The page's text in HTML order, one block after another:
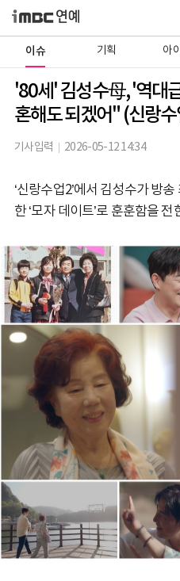
이슈 기획 아
'80세' 김성수母, '역대
혼해도 되겠어" (신랑
기사입력 2026-05-12 14:34
‘신랑수업2’에서 김성수가 방
한 ‘모자 데이트’로 훈훈함을 전